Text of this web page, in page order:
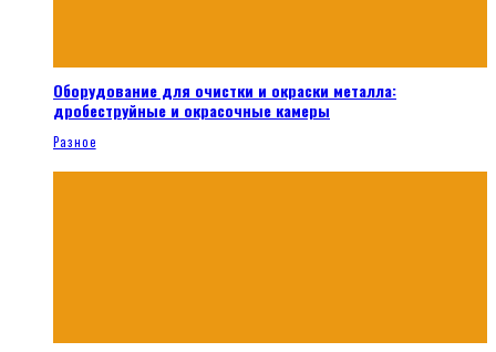
Оборудование для очистки и окраски металла:
дробеструйные и окрасочные камеры
Разное